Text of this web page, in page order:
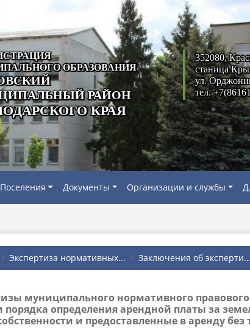
ОБРАЗОВАНИЯ
РАЙОН
КРАЯ
352080,
станица
ул.
тел.
Поселения Документы Организации и службы
Экспертиза нормативных... Заключения об эксперти...
муниципального нормативного
порядка определения арендной платы за
и предоставленные в аренду без